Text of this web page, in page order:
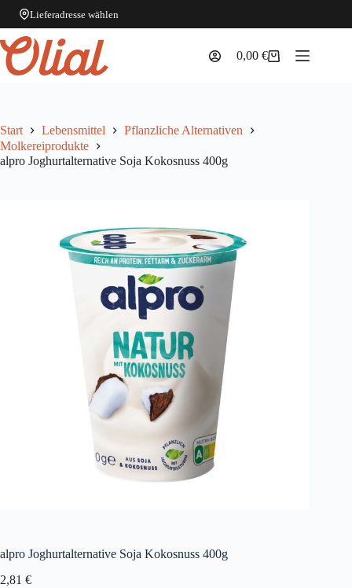
Lieferadresse wählen
Zum
Inhalt
springen
Warenkorb
0,00€
Start Lebensmittel
Pflanzliche Alternativen
Molkereiprodukte
alpro Joghurtalternative Soja Kokosnuss 400g
alpro Joghurtalternative Soja Kokosnuss 400g
2,81 €